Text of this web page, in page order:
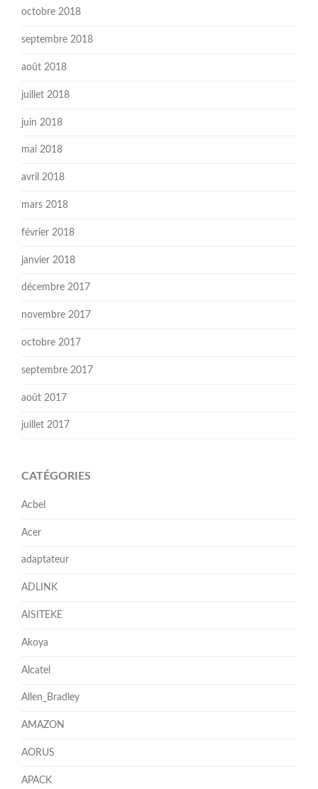
octobre 2018
septembre 2018
août 2018
juillet 2018
juin 2018
mai 2018
avril 2018
mars 2018
février 2018
janvier 2018
décembre 2017
novembre 2017
octobre 2017
septembre 2017
août 2017
juillet 2017
CATÉGORIES
Acbel
Acer
adaptateur
ADLINK
AISITEKE
Akoya
Alcatel
Allen_Bradley
AMAZON
AORUS
APACK